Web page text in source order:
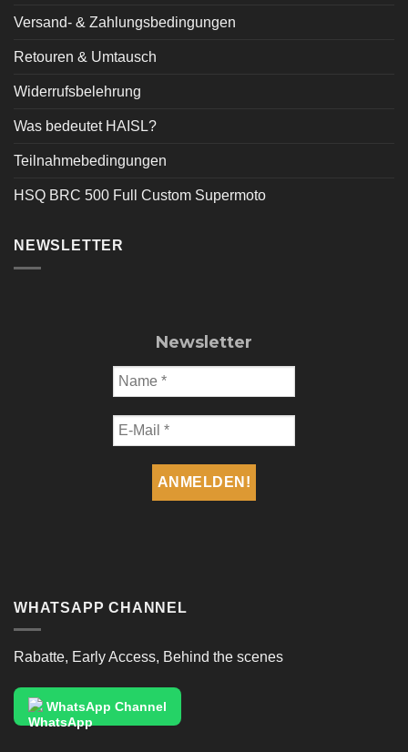
Versand- & Zahlungsbedingungen
Retouren & Umtausch
Widerrufsbelehrung
Was bedeutet HAISL?
Teilnahmebedingungen
HSQ BRC 500 Full Custom Supermoto
NEWSLETTER
Newsletter
WHATSAPP CHANNEL
Rabatte, Early Access, Behind the scenes
WhatsApp Channel